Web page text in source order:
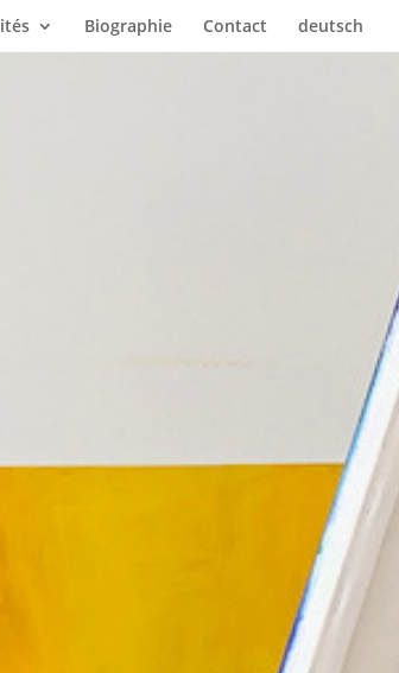
Biographie Contact deutsch